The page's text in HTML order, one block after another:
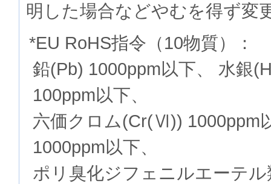
明した場合などやむを得ず変
*EU RoHS指令（10物質）：
鉛(Pb) 1000ppm以下、 水銀
100ppm以下、
六価クロム(Cr(Ⅵ)) 1000ppm
1000ppm以下、
ポリ臭化ジフェニルエーテ